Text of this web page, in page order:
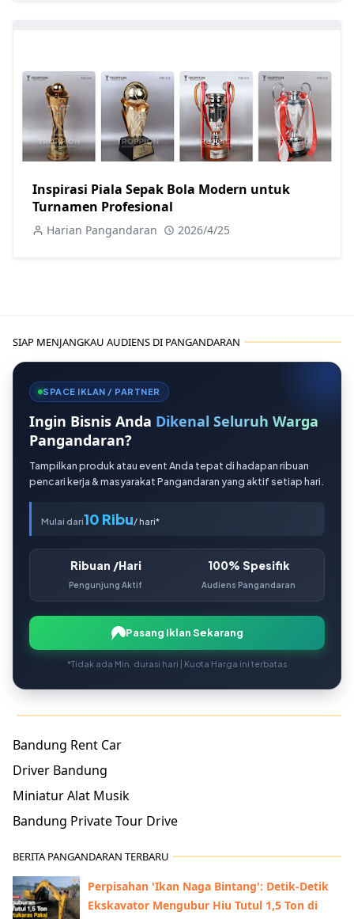
Inspirasi Piala Sepak Bola Modern untuk
Turnamen Profesional
Harian Pangandaran 2026/4/25
SIAP MENJANGKAU AUDIENS DI PANGANDARAN
SPACE IKLAN / PARTNER
Ingin Bisnis Anda Dikenal Seluruh Warga
Pangandaran?
Tampilkan produk atau event Anda tepat di hadapan ribuan
pencari kerja & masyarakat Pangandaran yang aktif setiap hari.
Mulai dari10 Ribu/ hari*
Ribuan /Hari
Pengunjung Aktif
100% Spesifik
Audiens Pangandaran
Pasang Iklan Sekarang
*Tidak ada Min. durasi hari | Kuota Harga ini terbatas
Bandung Rent Car
Driver Bandung
Miniatur Alat Musik
Bandung Private Tour Drive
BERITA PANGANDARAN TERBARU
Perpisahan 'Ikan Naga Bintang': Detik-Detik
Ekskavator Mengubur Hiu Tutul 1,5 Ton di